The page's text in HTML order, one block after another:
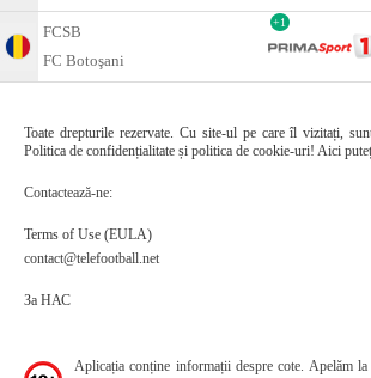
FCSB
FC Botoşani
+1
Toate drepturile rezervate. Cu site-ul pe care îl vizitați,
Politica de confidențialitate și politica de cookie-uri! Aici
Contactează-ne:
Terms of Use (EULA)
contact@telefootball.net
За НАС
Aplicația conține informații despre cote. Apelăm